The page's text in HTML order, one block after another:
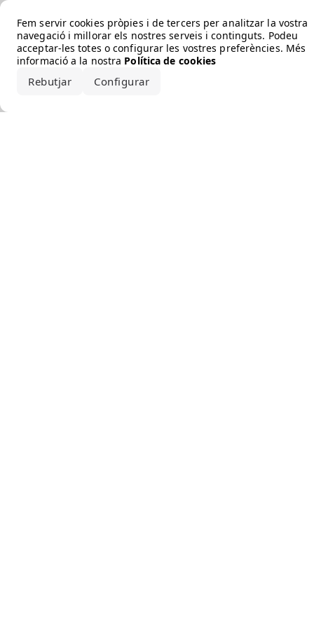
Fem servir cookies pròpies i de tercers per analitzar la vostra
navegació i millorar els nostres serveis i continguts. Podeu
acceptar-les totes o configurar les vostres preferències. Més
informació a la nostra Política de cookies
Rebutjar Configurar
Error loading the brand